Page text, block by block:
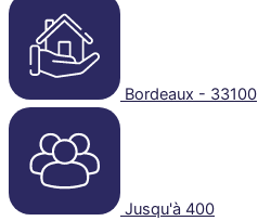
Bordeaux - 33100
Jusqu'à 400